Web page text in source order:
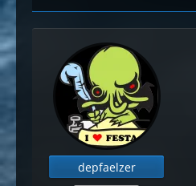
depfaelzer